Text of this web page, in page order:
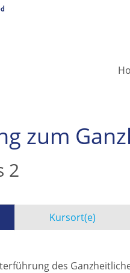
zum
2
Kursort(e)
des